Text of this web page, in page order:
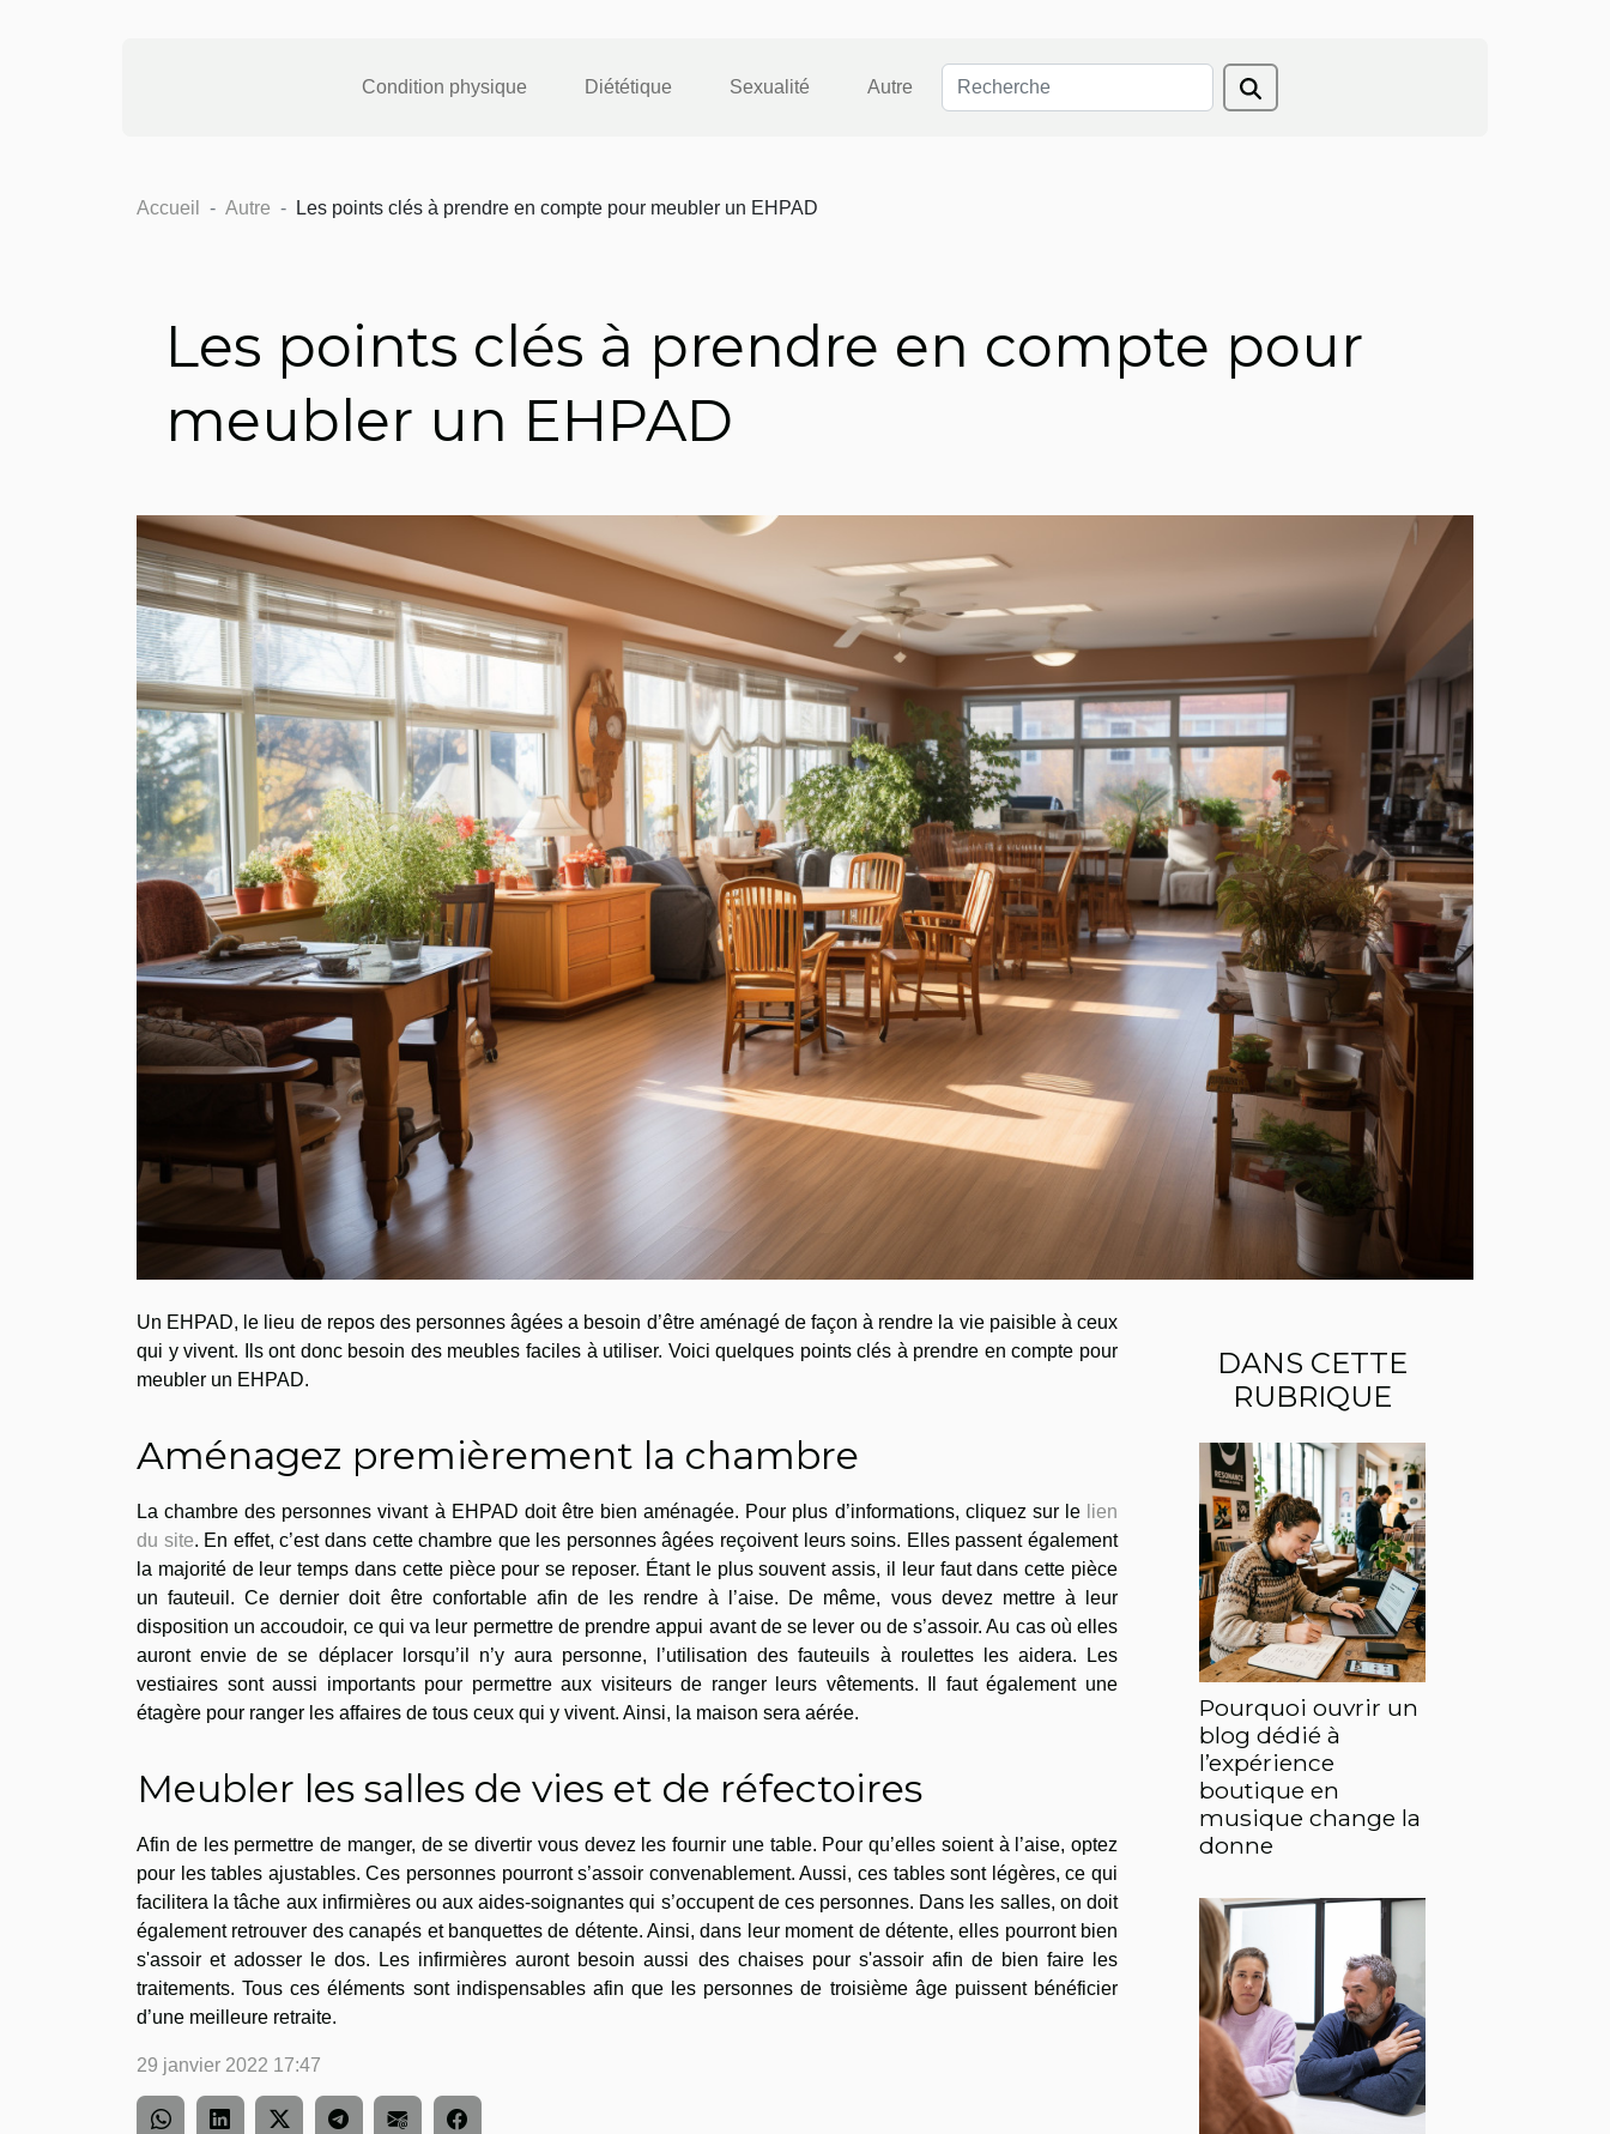
Condition physique Diététique Sexualité Autre
Accueil Autre Les points clés à prendre en compte pour meubler un EHPAD
Les points clés à prendre en compte pour
meubler un EHPAD
Un EHPAD, le lieu de repos des personnes âgées a besoin d’être aménagé de façon à rendre la vie paisible à ceux
qui y vivent. Ils ont donc besoin des meubles faciles à utiliser. Voici quelques points clés à prendre en compte pour
meubler un EHPAD.
Aménagez premièrement la chambre
La chambre des personnes vivant à EHPAD doit être bien aménagée. Pour plus d’informations, cliquez sur le lien
du site. En effet, c’est dans cette chambre que les personnes âgées reçoivent leurs soins. Elles passent également
la majorité de leur temps dans cette pièce pour se reposer. Étant le plus souvent assis, il leur faut dans cette pièce
un fauteuil. Ce dernier doit être confortable afin de les rendre à l’aise. De même, vous devez mettre à leur
disposition un accoudoir, ce qui va leur permettre de prendre appui avant de se lever ou de s’assoir. Au cas où elles
auront envie de se déplacer lorsqu’il n’y aura personne, l’utilisation des fauteuils à roulettes les aidera. Les
vestiaires sont aussi importants pour permettre aux visiteurs de ranger leurs vêtements. Il faut également une
étagère pour ranger les affaires de tous ceux qui y vivent. Ainsi, la maison sera aérée.
Meubler les salles de vies et de réfectoires
Afin de les permettre de manger, de se divertir vous devez les fournir une table. Pour qu’elles soient à l’aise, optez
pour les tables ajustables. Ces personnes pourront s’assoir convenablement. Aussi, ces tables sont légères, ce qui
facilitera la tâche aux infirmières ou aux aides-soignantes qui s’occupent de ces personnes. Dans les salles, on doit
également retrouver des canapés et banquettes de détente. Ainsi, dans leur moment de détente, elles pourront bien
s'assoir et adosser le dos. Les infirmières auront besoin aussi des chaises pour s'assoir afin de bien faire les
traitements. Tous ces éléments sont indispensables afin que les personnes de troisième âge puissent bénéficier
d’une meilleure retraite.
29 janvier 2022 17:47
DANS CETTE
RUBRIQUE
Pourquoi ouvrir un
blog dédié à
l’expérience
boutique en
musique change la
donne